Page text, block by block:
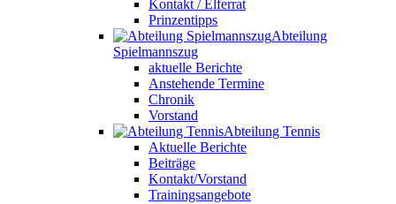
Kontakt / Elferrat
Prinzentipps
Abteilung
Spielmannszug
aktuelle Berichte
Anstehende Termine
Chronik
Vorstand
Abteilung Tennis
Aktuelle Berichte
Beiträge
Kontakt/Vorstand
Trainingsangebote